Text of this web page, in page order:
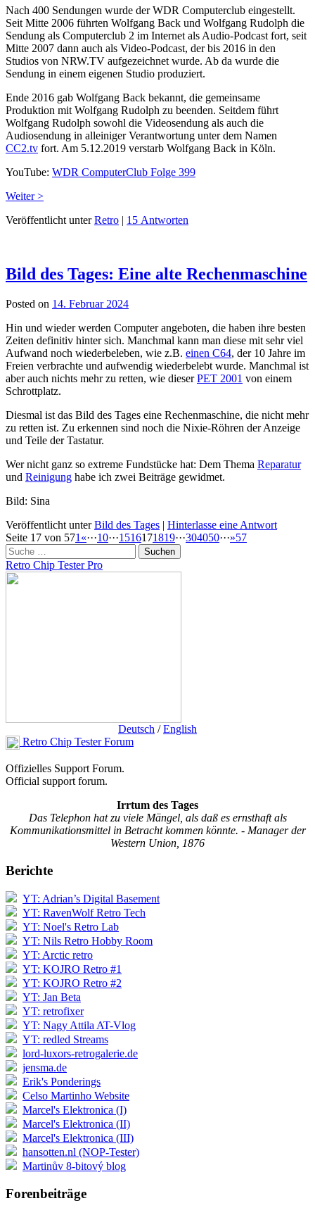
Nach 400 Sendungen wurde der WDR Computerclub eingestellt.
Seit Mitte 2006 führten Wolfgang Back und Wolfgang Rudolph die
Sendung als Computerclub 2 im Internet als Audio-Podcast fort, seit
Mitte 2007 dann auch als Video-Podcast, der bis 2016 in den
Studios von NRW.TV aufgezeichnet wurde. Ab da wurde die
Sendung in einem eigenen Studio produziert.
Ende 2016 gab Wolfgang Back bekannt, die gemeinsame
Produktion mit Wolfgang Rudolph zu beenden. Seitdem führt
Wolfgang Rudolph sowohl die Videosendung als auch die
Audiosendung in alleiniger Verantwortung unter dem Namen
CC2.tv fort. Am 5.12.2019 verstarb Wolfgang Back in Köln.
YouTube: WDR ComputerClub Folge 399
Weiter >
Veröffentlicht unterRetro | 15 Antworten
Bild des Tages: Eine alte Rechenmaschine
Posted on 14. Februar 2024
Hin und wieder werden Computer angeboten, die haben ihre besten
Zeiten definitiv hinter sich. Manchmal kann man diese mit sehr viel
Aufwand noch wiederbeleben, wie z.B. einen C64, der 10 Jahre im
Freien verbrachte und aufwendig wiederbelebt wurde. Manchmal ist
aber auch nichts mehr zu retten, wie dieserPET 2001 von einem
Schrottplatz.
Diesmal ist das Bild des Tages eine Rechenmaschine, die nicht mehr
zu retten ist. Zu erkennen sind noch die Nixie-Röhren der Anzeige
und Teile der Tastatur.
Wer nicht ganz so extreme Fundstücke hat: Dem Thema Reparatur
und Reinigung habe ich zwei Beiträge gewidmet.
Bild: Sina
Veröffentlicht unterBild des Tages | Hinterlasse eine Antwort
Beitragsnavigation
Seite 17 von 571 «···10···1516171819···304050···»57
Suchen
Retro Chip Tester Pro
Deutsch /English
Retro Chip Tester Forum
Offizielles Support Forum.
Official support forum.
Irrtum des Tages
Das Telephon hat zu viele Mängel, als daß es ernsthaft als
Kommunikationsmittel in Betracht kommen könnte. - Manager der
Western Union, 1876
Berichte
YT: Adrian’s Digital Basement
YT: RavenWolf Retro Tech
YT: Noel's Retro Lab
YT: Nils Retro Hobby Room
YT: Arctic retro
YT: KOJRO Retro #1
YT: KOJRO Retro #2
YT: Jan Beta
YT: retrofixer
YT: Nagy Attila AT-Vlog
YT: redled Streams
lord-luxors-retrogalerie.de
jensma.de
Erik's Ponderings
Celso Martinho Website
Marcel's Elektronica (I)
Marcel's Elektronica (II)
Marcel's Elektronica (III)
hansotten.nl (NOP-Tester)
Martinův 8-bitový blog
Forenbeiträge